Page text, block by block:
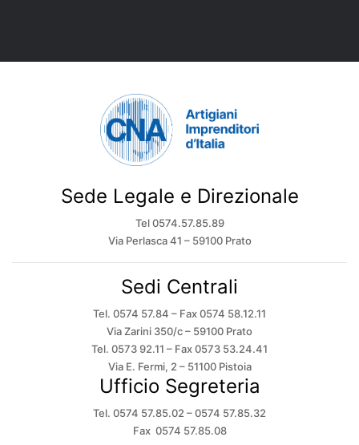
Sede Legale e Direzionale
Tel 0574.57.85.89
Via Perlasca 41 – 59100 Prato
Sedi Centrali
Tel. 0574 57.84 – Fax 0574 58.12.11
Via Zarini 350/c – 59100 Prato
Tel. 0573 92.11 – Fax 0573 53.24.41
Via E. Fermi, 2 – 51100 Pistoia
Ufficio Segreteria
Tel. 0574 57.85.02 – 0574 57.85.32
Fax 0574 57.85.08